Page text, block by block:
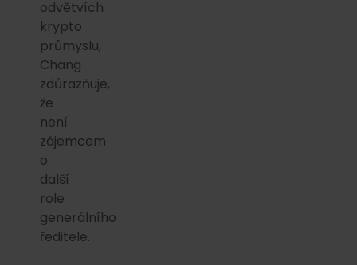
odvětvích
krypto
průmyslu,
Chang
zdůrazňuje,
že
není
zájemcem
o
další
role
generálního
ředitele.